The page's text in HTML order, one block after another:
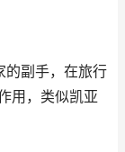
的副手，在旅行
用，类似凯亚